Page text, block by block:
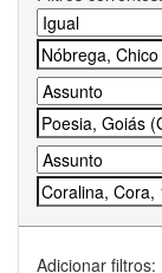
Adicionar filtros: